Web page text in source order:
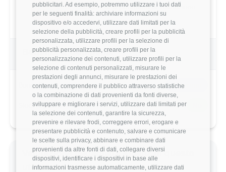
pubblicitari. Ad esempio, potremmo utilizzare i tuoi dati
per le seguenti finalità: archiviare informazioni su
dispositivo e/o accedervi, utilizzare dati limitati per la
selezione della pubblicità, creare profili per la pubblicità
personalizzata, utilizzare profili per la selezione di
pubblicità personalizzata, creare profili per la
personalizzazione dei contenuti, utilizzare profili per la
selezione di contenuti personalizzati, misurare le
prestazioni degli annunci, misurare le prestazioni dei
contenuti, comprendere il pubblico attraverso statistiche
o la combinazione di dati provenienti da fonti diverse,
sviluppare e migliorare i servizi, utilizzare dati limitati per
la selezione dei contenuti, garantire la sicurezza,
prevenire e rilevare frodi, correggere errori, erogare e
presentare pubblicità e contenuto, salvare e comunicare
le scelte sulla privacy, abbinare e combinare dati
provenienti da altre fonti di dati, collegare diversi
dispositivi, identificare i dispositivi in base alle
informazioni trasmesse automaticamente, utilizzare dati
2.6/5 Basato su 5 parametri di valutazione
Benefits & Compensi
Buoni Pasto 7€/giorno
Stock Options
Valutazione dettagliata Allianz di questo
utente